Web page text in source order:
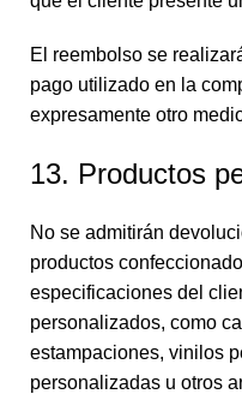
El reembolso se
pago utilizado en la
expresamente otro
13. Productos
No se admitirán
productos
especificaciones del
personalizados, como
estampaciones, vinilos
personalizadas u otros